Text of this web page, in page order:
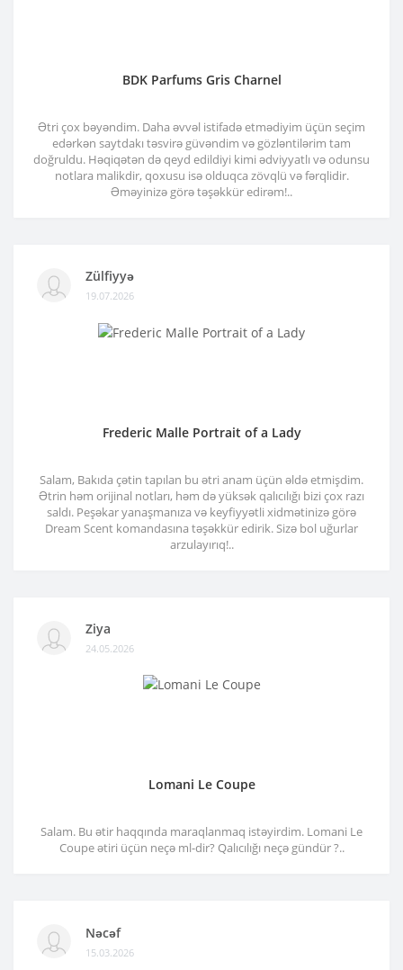
BDK Parfums Gris Charnel
Ətri çox bəyəndim. Daha əvvəl istifadə etmədiyim üçün seçim
edərkən saytdakı təsvirə güvəndim və gözləntilərim tam
doğruldu. Həqiqətən də qeyd edildiyi kimi ədviyyatlı və odunsu
notlara malikdir, qoxusu isə olduqca zövqlü və fərqlidir.
Əməyinizə görə təşəkkür edirəm!..
Zülfiyyə
19.07.2026
Frederic Malle Portrait of a Lady
Salam, Bakıda çətin tapılan bu ətri anam üçün əldə etmişdim.
Ətrin həm orijinal notları, həm də yüksək qalıcılığı bizi çox razı
saldı. Peşəkar yanaşmanıza və keyfiyyətli xidmətinizə görə
Dream Scent komandasına təşəkkür edirik. Sizə bol uğurlar
arzulayırıq!..
Ziya
24.05.2026
Lomani Le Coupe
Salam. Bu ətir haqqında maraqlanmaq istəyirdim. Lomani Le
Coupe ətiri üçün neçə ml-dir? Qalıcılığı neçə gündür ?..
Nəcəf
15.03.2026